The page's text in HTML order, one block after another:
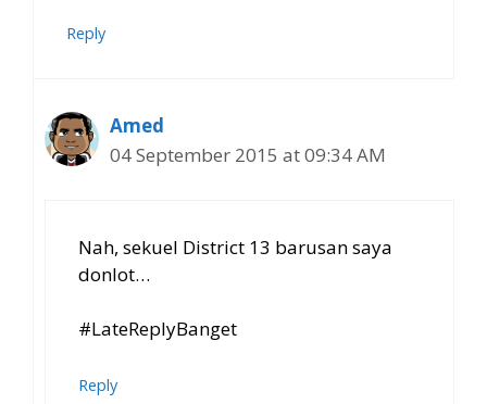
Reply
Amed
04 September 2015 at 09:34 AM
Nah, sekuel District 13 barusan saya
donlot…
#LateReplyBanget
Reply